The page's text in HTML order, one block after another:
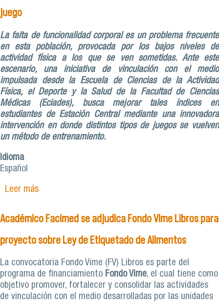
juego
La falta de funcionalidad corporal es un problema frecuente
en esta población, provocada por los bajos niveles de
actividad física a los que se ven sometidas. Ante este
escenario, una iniciativa de vinculación con el medio
impulsada desde la Escuela de Ciencias de la Actividad
Física, el Deporte y la Salud de la Facultad de Ciencias
Médicas (Eciades), busca mejorar tales índices en
estudiantes de Estación Central mediante una innovadora
intervención en donde distintos tipos de juegos se vuelven
un método de entrenamiento.
Idioma
Español
Leer mássobre ‘Ludoinclusión’: mejorando la calidad de
través del juego
Académico Facimed se adjudica Fondo Vime Libros para
proyecto sobre Ley de Etiquetado de Alimentos
La convocatoria Fondo Vime (FV) Libros es parte del
programa de financiamiento Fondo Vime, el cual tiene como
objetivo promover, fortalecer y consolidar las actividades
de vinculación con el medio desarrolladas por las unidades